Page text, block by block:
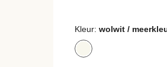
Kleur: wolwit /